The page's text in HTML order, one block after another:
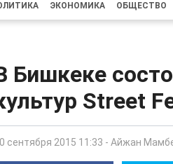
ЭКОНОМИКА ОБЩЕСТВО
Бишкеке
Street
сентября 2015 11:33 - Айжан